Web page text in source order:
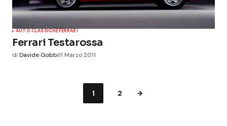
AUTO CLASSICHEFERRARI
Ferrari Testarossa
di Davide Gobbi11 Marzo 2011
1 2